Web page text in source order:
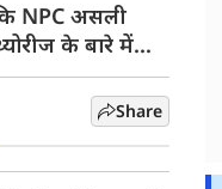
NPC असली
के बारे में...
Share